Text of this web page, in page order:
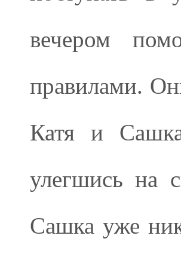
вечером
правилами.
Катя и
улегшись на
Сашка уже